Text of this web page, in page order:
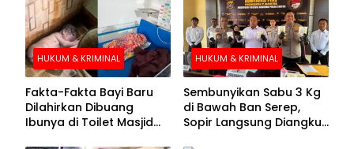
HUKUM & KRIMINAL
Fakta-Fakta Bayi Baru
Dilahirkan Dibuang
Ibunya di Toilet Masjid
HUKUM & KRIMINAL
Sembunyikan Sabu 3 Kg
di Bawah Ban Serep,
Sopir Langsung Diangkut